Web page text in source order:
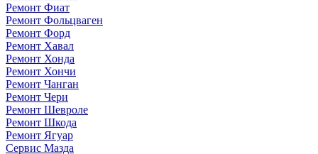
Ремонт Фиат
Ремонт Фольцваген
Ремонт Форд
Ремонт Хавал
Ремонт Хонда
Ремонт Хончи
Ремонт Чанган
Ремонт Чери
Ремонт Шевроле
Ремонт Шкода
Ремонт Ягуар
Сервис Мазда